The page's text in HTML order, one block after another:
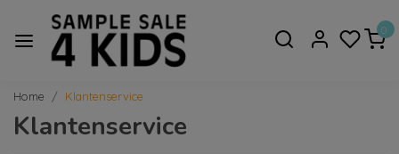
0
Home Klantenservice
Klantenservice